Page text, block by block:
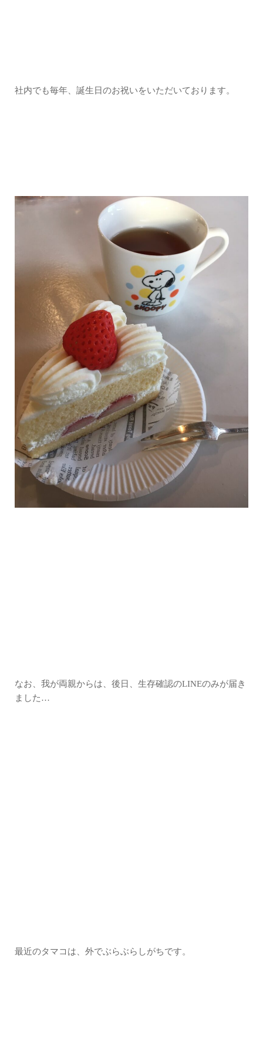
社内でも毎年、誕生日のお祝いをいただいております。
なお、我が両親からは、後日、生存確認のLINEのみが届き
ました…
最近のタマコは、外でぶらぶらしがちです。